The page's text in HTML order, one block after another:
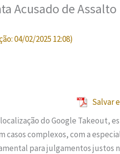
Acusado de Assalto
04/02/2025 12:08)
Salvar
do Google Takeout,
casos complexos, com a
para julgamentos justos